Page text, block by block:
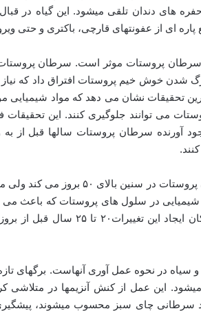
های دندان تلقی میشود. این گیاه در
پاره ای از عفونتهای قارچی، باکتری و حتی
پروستات موثر است. سرطان پروستات
شدن خوش خیم پروستات افتراق داد که
تحقیقات نشان می دهد که مواد شیمیایی
می توانند جلوگیری کنند. این
آورنده سرطان پروستات سالها قبل از
به طور کلی سرطان پروستات در
شیمیایی در سلول های پروستات که باعث
می کند. هدف پزشکان ایجاد
سیاه در نحوه عمل آوری آنهاست. برگهای
این عمل از کنش آنزیمها در متلاشی
سرطانی چای سبز محسوب میشوند،